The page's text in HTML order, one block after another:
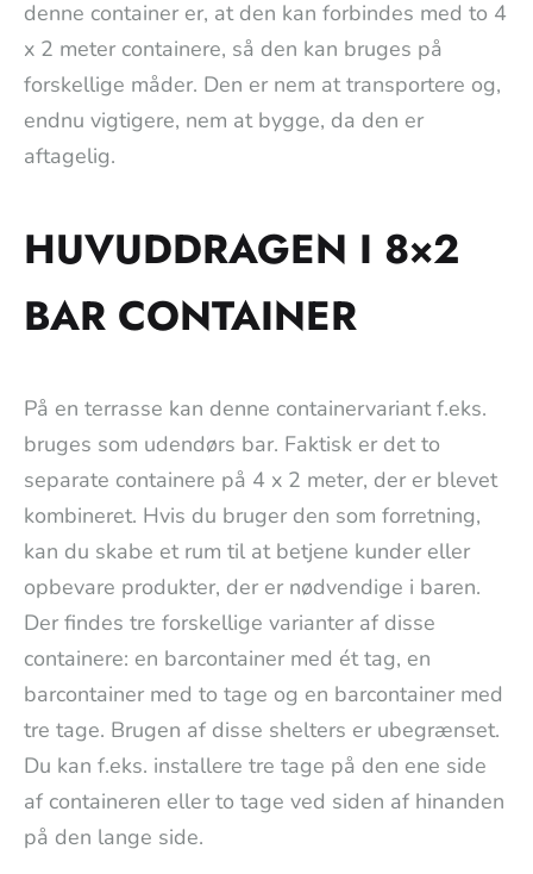
denne container er, at den kan forbindes med to 4
x 2 meter containere, så den kan bruges på
forskellige måder. Den er nem at transportere og,
endnu vigtigere, nem at bygge, da den er
aftagelig.
HUVUDDRAGEN I 8×2
BAR CONTAINER
På en terrasse kan denne containervariant f.eks.
bruges som udendørs bar. Faktisk er det to
separate containere på 4 x 2 meter, der er blevet
kombineret. Hvis du bruger den som forretning,
kan du skabe et rum til at betjene kunder eller
opbevare produkter, der er nødvendige i baren.
Der findes tre forskellige varianter af disse
containere: en barcontainer med ét tag, en
barcontainer med to tage og en barcontainer med
tre tage. Brugen af disse shelters er ubegrænset.
Du kan f.eks. installere tre tage på den ene side
af containeren eller to tage ved siden af hinanden
på den lange side.